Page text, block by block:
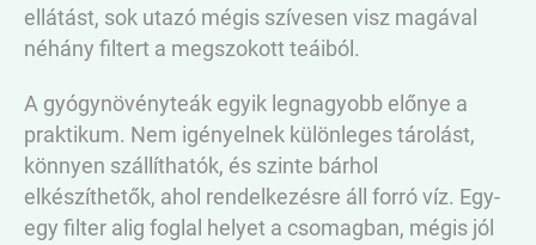
ellátást, sok utazó mégis szívesen visz magával
néhány filtert a megszokott teáiból.
A gyógynövényteák egyik legnagyobb előnye a
praktikum. Nem igényelnek különleges tárolást,
könnyen szállíthatók, és szinte bárhol
elkészíthetők, ahol rendelkezésre áll forró víz. Egy-
egy filter alig foglal helyet a csomagban, mégis jól